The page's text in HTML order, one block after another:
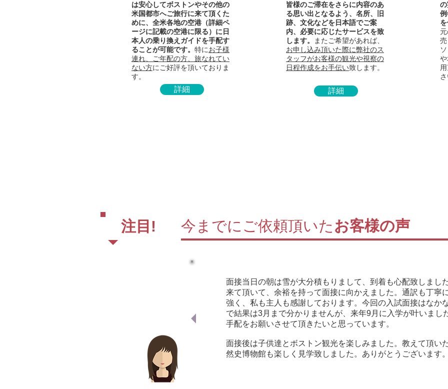
は安心してボストンやその他の
米国都市へご旅行に来て頂くた
めに、全米各地の空港（詳細ペ
ージに記載の空港に限る）に日
本人の乗り換えガイドを手配す
ることが可能です。 特にお子様
連れ、ご年配の方、旅なれてい
ない方にご好評を頂いておりま
す。
詳細
皆様のご滞在をさらに内容のあ
る思い出となるよう、名所、旧
跡、文化などを日本語でご案
内、必要に応じたサービスを致
します。
またご希望があれば、
お申し込み頂いた際に弊社のス
タッフがお客様の観光や視察の
日程作成をお手伝い致します。
詳細
注目! 今までにご依頼頂いた お客様の声
面接当日の朝は雪が大分積もりまして、到着も心配致しまし
来て頂いて、余裕を持って面接に向かえました。通訳も丁寧
強く、私も主人も感謝しております。今回の入試面接はなか
で結果は3月まで分かりませんが、来年9月に入学が叶いまし
手配をお願いさせて頂きたいと思っています。
面接後は子供達とボストン観光を楽しみました。教えて頂い
然史博物館も楽しく見学致しました。ありがとうございます